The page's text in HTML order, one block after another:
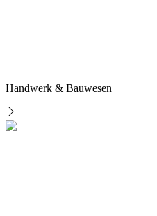
Handwerk & Bauwesen